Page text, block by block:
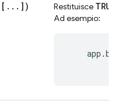
[ . . . ]) Restituisce TRUE
Ad esempio: